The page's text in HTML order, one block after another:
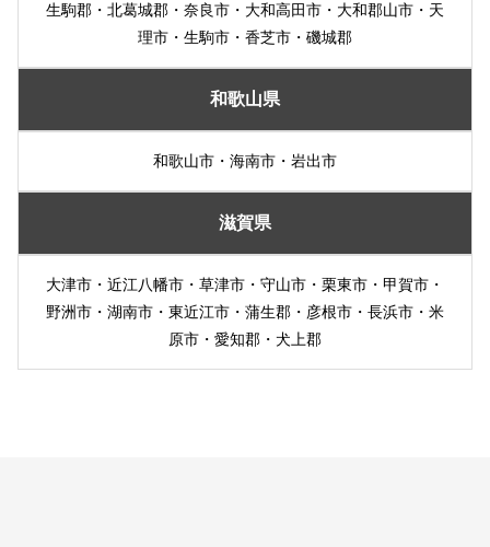
生駒郡・北葛城郡・奈良市・大和高田市・大和郡山市・天
理市・生駒市・香芝市・磯城郡
和歌山県
和歌山市・海南市・岩出市
滋賀県
大津市・近江八幡市・草津市・守山市・栗東市・甲賀市・
野洲市・湖南市・東近江市・蒲生郡・彦根市・長浜市・米
原市・愛知郡・犬上郡